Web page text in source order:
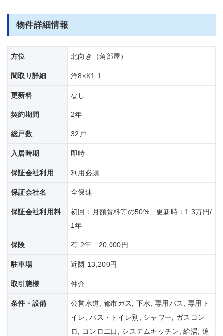
物件詳細情報
方位 北向き（角部屋）
間取り詳細 洋8×K1.1
更新料 なし
契約期間 2年
総戸数 32戸
入居時期 即時
保証会社利用 利用必須
保証会社名 全保連
保証会社利用料
初回：月額賃料等の50%、更新時：1.3万円/
1年
保険 有 2年 20,000円
駐車場 近隣 13,200円
取引態様 仲介
条件・設備
公営水道, 都市ガス, 下水, 専用バス, 専用ト
イレ, バス・トイレ別, シャワー, ガスコン
ロ, コンロ二口, システムキッチン, 給湯, 追